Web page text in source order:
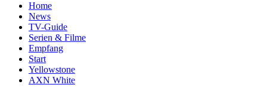
Home
News
TV-Guide
Serien & Filme
Empfang
Start
Yellowstone
AXN White